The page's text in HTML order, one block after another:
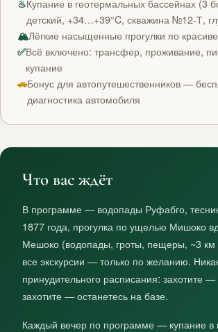
♨Купание в геотермальных бассейнах (3
детский, +34…+39°C, скважина №12-Т,
🏔Лёгкие насыщенные прогулки по
✅Всё включено: трансфер, проживание,
купание
🚗Бонус для автопутешественников —
диагностика автомобиля
Что вас ждёт
В программе — водопады Руфабго,
1877 года, прогулка по ущелью Мишоко
Мешоко (водопады, гроты, пещеры, ~3 км
все экскурсии — только по желанию.
принудительного расписания: захотите
захотите — останетесь на базе.
Каждый вечер по программе — купание в